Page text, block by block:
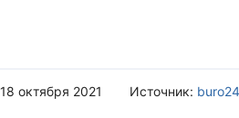
октября 2021 Источник: